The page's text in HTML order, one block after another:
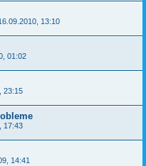
13:10
01:02
23:15
17:43
14:41